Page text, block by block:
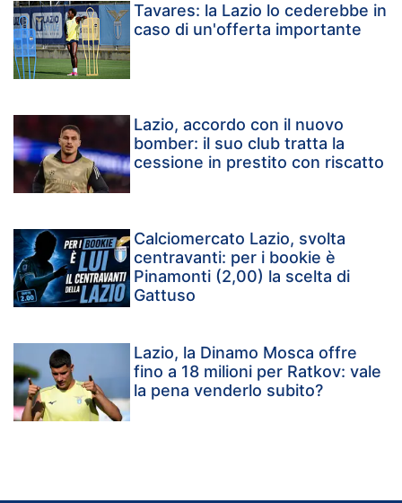
Tavares: la Lazio lo cederebbe in
caso di un'offerta importante
Lazio, accordo con il nuovo
bomber: il suo club tratta la
cessione in prestito con riscatto
Calciomercato Lazio, svolta
centravanti: per i bookie è
Pinamonti (2,00) la scelta di
Gattuso
Lazio, la Dinamo Mosca offre
fino a 18 milioni per Ratkov: vale
la pena venderlo subito?